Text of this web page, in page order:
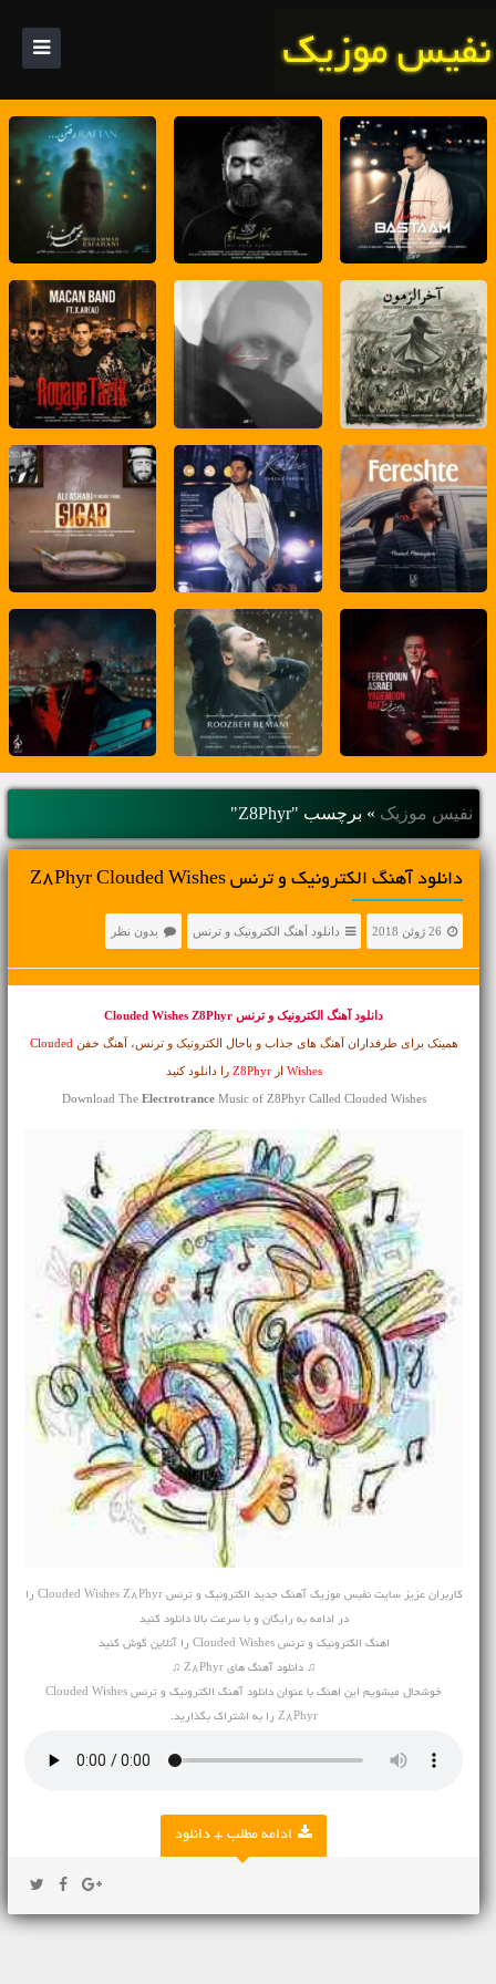
نفیس موزیک » برچسب "Z8Phyr"
دانلود آهنگ الکترونیک و ترنس Z8Phyr Clouded Wishes
26 ژوئن 2018 دانلود آهنگ الکترونیک و ترنس بدون نظر
دانلود آهنگ الکترونیک و ترنس
همینک برای طرفداران آهنگ های جذاب و باحال الکترونیک و ترنس، آهنگ خفن Clouded
Wishes ازZ8Phyr را دانلود کنید
Download The Electrotrance Music of Z8Phyr Called Clouded Wishes
کاربران عزیز سایت نفیس موزیک آهنگ جدید
الکترونیک و ترنس Clouded Wishes Z8Phyr را
در ادامه به رایگان و با سرعت بالا دانلود کنید
اهنگ الکترونیک و ترنس Clouded Wishes را آنلاین گوش کنید
♫ دانلود آهنگ های Z8Phyr ♫
خوشحال میشویم این اهنگ با عنوان دانلود آهنگ الکترونیک و ترنس Clouded Wishes
Z8Phyr را به اشتراک بگذارید.
ادامه مطلب + دانلود